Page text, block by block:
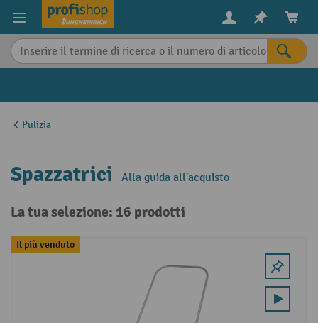
content
Pulizia
Spazzatrici Alla guida all'acquisto
La tua selezione: 16 prodotti
Il più venduto